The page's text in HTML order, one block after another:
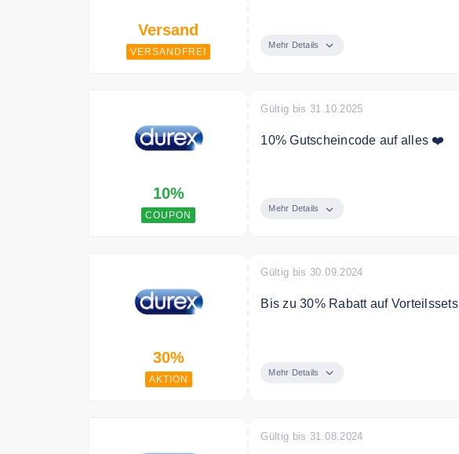
Versand
VERSANDFREI
Mehr Details
10%
COUPON
Gültig bis 31.10.2025
10% Gutscheincode auf alles ❤️
Mehr Details
30%
AKTION
Gültig bis 30.09.2024
Bis zu 30% Rabatt auf Vorteilssets
Mehr Details
Gültig bis 31.08.2024